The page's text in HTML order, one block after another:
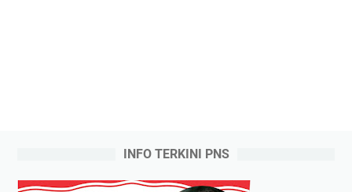
INFO TERKINI PNS